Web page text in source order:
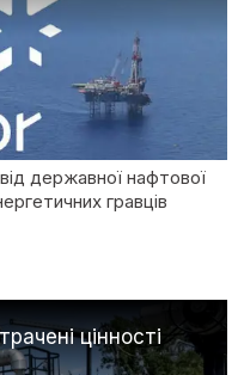
державної нафтової
гравців
цінності